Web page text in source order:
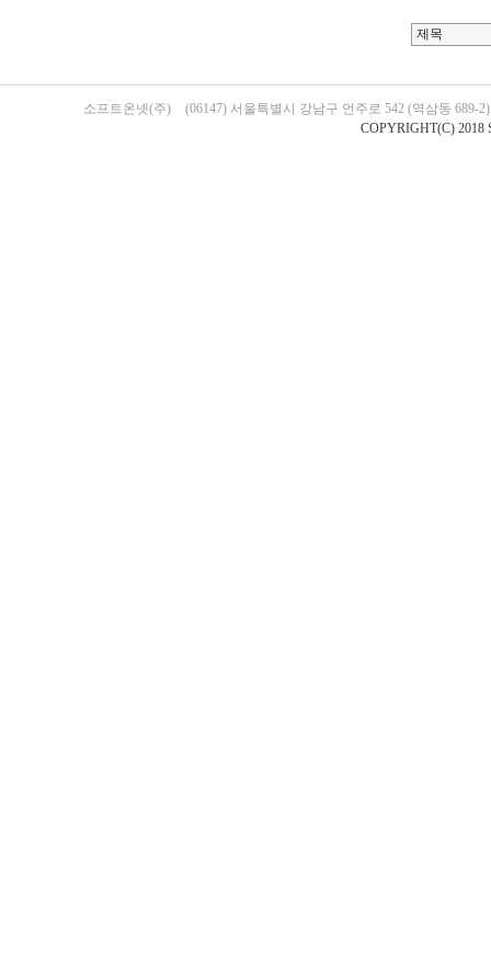
소프트온넷(주)
(06147) 서울특별시 강남구 언주로 542 (역삼동 689-
COPYRIGHT(C) 2018